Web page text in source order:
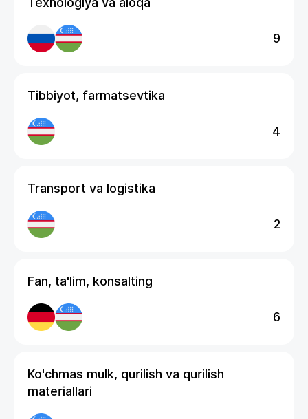
9
Tibbiyot, farmatsevtika
4
Transport va logistika
2
Fan, ta'lim, konsalting
6
Ko'chmas mulk, qurilish va qurilish
materiallari